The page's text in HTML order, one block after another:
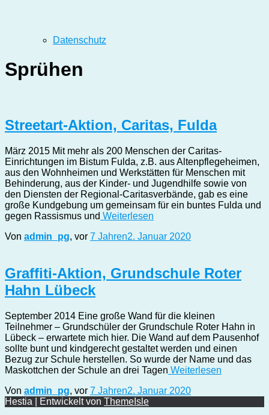
Datenschutz
Sprühen
Streetart-Aktion, Caritas, Fulda
März 2015 Mit mehr als 200 Menschen der Caritas-
Einrichtungen im Bistum Fulda, z.B. aus Altenpflegeheimen,
aus den Wohnheimen und Werkstätten für Menschen mit
Behinderung, aus der Kinder- und Jugendhilfe sowie von
den Diensten der Regional-Caritasverbände, gab es eine
große Kundgebung um gemeinsam für ein buntes Fulda und
gegen Rassismus und Weiterlesen
Von admin_pg, vor 7 Jahren2. Januar 2020
Graffiti-Aktion, Grundschule Roter
Hahn Lübeck
September 2014 Eine große Wand für die kleinen
Teilnehmer – Grundschüler der Grundschule Roter Hahn in
Lübeck – erwartete mich hier. Die Wand auf dem Pausenhof
sollte bunt und kindgerecht gestaltet werden und einen
Bezug zur Schule herstellen. So wurde der Name und das
Maskottchen der Schule an drei Tagen Weiterlesen
Von admin_pg, vor 7 Jahren2. Januar 2020
Hestia | Entwickelt von ThemeIsle